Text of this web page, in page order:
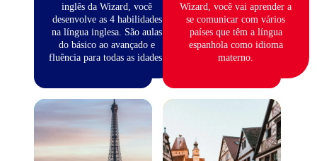
inglês da Wizard, você
desenvolve as 4 habilidades
na língua inglesa. São aulas
do básico ao avançado e
fluência para todas as idades.
Wizard, você vai aprender a
se comunicar com vários
países que têm a língua
espanhola como idioma
materno.